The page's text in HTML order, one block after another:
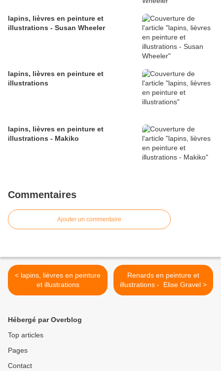
lapins, lièvres en peinture et
illustrations - Susan Wheeler
lapins, lièvres en peinture et
illustrations
lapins, lièvres en peinture et
illustrations - Makiko
Commentaires
Ajouter un commentaire
< lapins, lièvres en peinture
et illustrations
Renards en peinture et
illustrations - Elise Gravel >
Hébergé par Overblog
Top articles
Pages
Contact